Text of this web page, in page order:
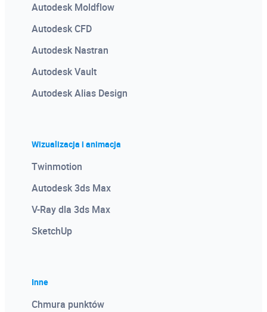
Autodesk Moldflow
Autodesk CFD
Autodesk Nastran
Autodesk Vault
Autodesk Alias Design
Wizualizacja i animacja
Twinmotion
Autodesk 3ds Max
V-Ray dla 3ds Max
SketchUp
Inne
Chmura punktów